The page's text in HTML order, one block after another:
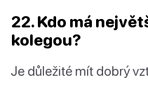
22. Kdo má
kolegou?
Je důležité mít dobrý